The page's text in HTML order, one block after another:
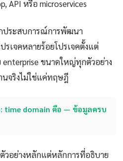
API หรือ microservices
ประสบการณ์การพัฒนา
เจคหลายร้อยโปรเจคตั้งแต่
ขนาดใหญ่ทุกตัวอย่าง
นจริงไม่ใช่แค่ทฤษฎี
time domain คือ — ข้อมูลครบ
ตัวอย่างหลักแต่หลักการที่อธิบาย